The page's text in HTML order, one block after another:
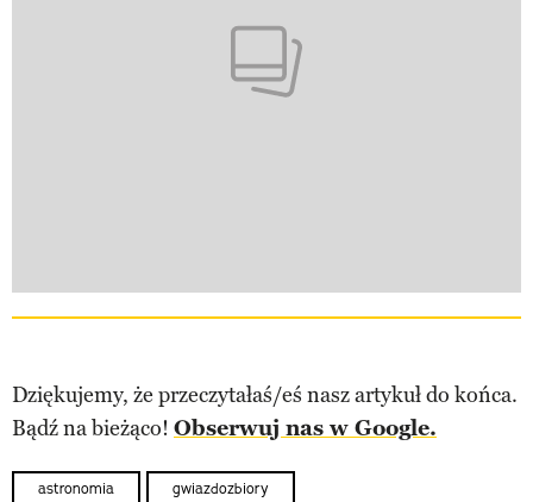
Dziękujemy, że przeczytałaś/eś nasz artykuł do końca.
Bądź na bieżąco! Obserwuj nas w Google.
astronomia gwiazdozbiory